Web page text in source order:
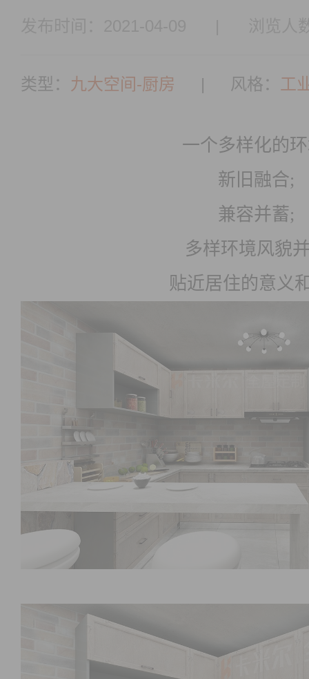
类型： 九大空间-厨房 | 风格： 工
一个多样化的
新旧融合;
兼容并蓄;
多样环境风貌
贴近居住的意义